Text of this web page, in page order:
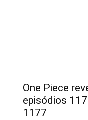
One Piece
episódios
1177